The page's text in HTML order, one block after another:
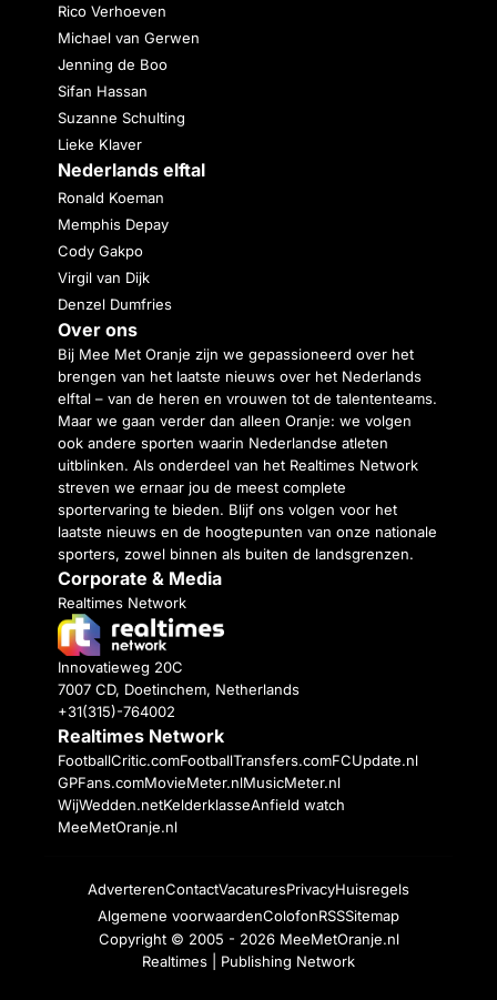
Rico Verhoeven
Michael van Gerwen
Jenning de Boo
Sifan Hassan
Suzanne Schulting
Lieke Klaver
Nederlands elftal
Ronald Koeman
Memphis Depay
Cody Gakpo
Virgil van Dijk
Denzel Dumfries
Over ons
Bij Mee Met Oranje zijn we gepassioneerd over het
brengen van het laatste nieuws over het Nederlands
elftal – van de heren en vrouwen tot de talententeams.
Maar we gaan verder dan alleen Oranje: we volgen
ook andere sporten waarin Nederlandse atleten
uitblinken. Als onderdeel van het Realtimes Network
streven we ernaar jou de meest complete
sportervaring te bieden. Blijf ons volgen voor het
laatste nieuws en de hoogtepunten van onze nationale
sporters, zowel binnen als buiten de landsgrenzen.
Corporate & Media
Realtimes Network
Innovatieweg 20C
7007 CD, Doetinchem, Netherlands
+31(315)-764002
Realtimes Network
FootballCritic.comFootballTransfers.comFCUpdate.nl
GPFans.comMovieMeter.nlMusicMeter.nl
WijWedden.netKelderklasseAnfield watch
MeeMetOranje.nl
AdverterenContactVacaturesPrivacyHuisregels
Algemene voorwaardenColofonRSSSitemap
Copyright © 2005 - 2026 MeeMetOranje.nl
Realtimes | Publishing Network